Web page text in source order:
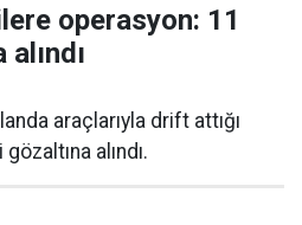
operasyon: 11
araçlarıyla drift attığı
alındı.